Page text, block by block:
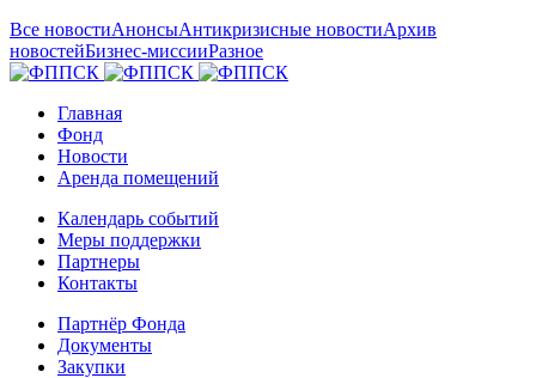
Все новостиАнонсыАнтикризисные новостиАрхив
новостейБизнес-миссииРазное
Главная
Фонд
Новости
Аренда помещений
Календарь событий
Меры поддержки
Партнеры
Контакты
Партнёр Фонда
Документы
Закупки